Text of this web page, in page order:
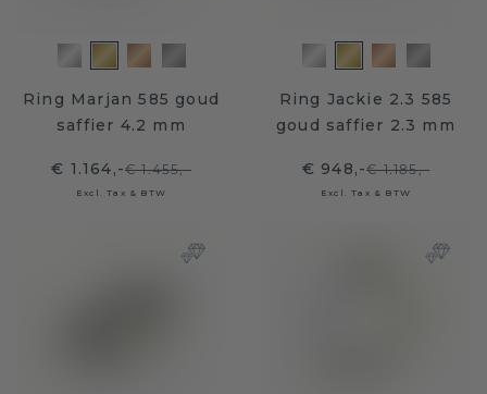
Ring Marjan 585 goud
saffier 4.2 mm
€ 1.164,-€ 1.455,-
Excl. Tax & BTW
Ring Jackie 2.3 585
goud saffier 2.3 mm
€ 948,-€ 1.185,-
Excl. Tax & BTW